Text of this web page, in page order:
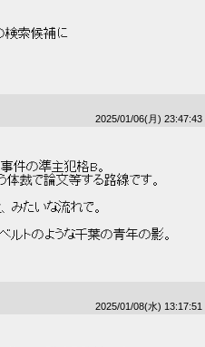
検索候補に
2025/01/06(月) 23:47:43
事件の準主犯格B。
体裁で論文等する路線です。
みたいな流れで。
ルトのような千葉の青年の影。
2025/01/08(水) 13:17:51